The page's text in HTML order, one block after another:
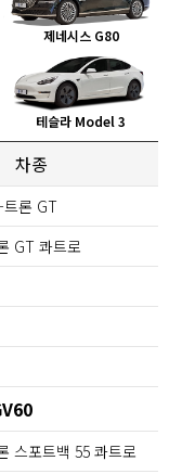
제네시스 G80
테슬라 Model 3
차종
트론 GT
GT 콰트로
스포트백 55 콰트로